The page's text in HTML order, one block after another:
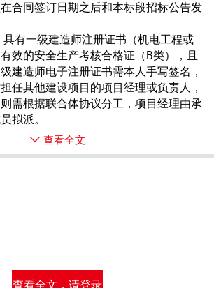
在合同签订日期之后和本标段招标公告发
有一级建造师注册证书（机电工程或
效的安全生产考核合格证（B类），且
建造师电子注册证书需本人手写签名，
任其他建设项目的项目经理或负责人，
需根据联合体协议分工，项目经理由承
拟派。
查看全文
查看全文，请登录